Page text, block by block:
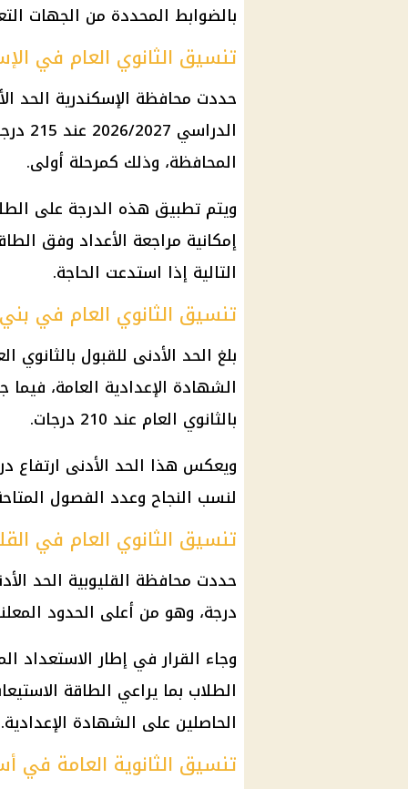
بالضوابط المحددة من الجهات
تنسيق الثانوي العام في
حددت محافظة الإسكندرية الحد
المحافظة، وذلك كمرحلة أولى.
ويتم تطبيق هذه الدرجة على
إمكانية مراجعة الأعداد وفق
التالية إذا استدعت الحاجة.
تنسيق الثانوي العام في
الشهادة الإعدادية العامة،
بالثانوي العام عند 210 درجات.
ويعكس هذا الحد الأدنى ارتفاع
لنسب النجاح وعدد الفصول
تنسيق الثانوي العام في
درجة، وهو من أعلى الحدود
وجاء القرار في إطار الاستعداد
الطلاب بما يراعي الطاقة
الحاصلين على الشهادة الإعدادية.
تنسيق الثانوية العامة في